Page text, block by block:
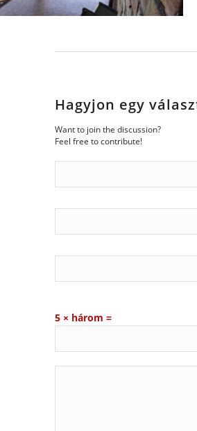
Hagyjon egy
Want to join the discussion?
Feel free to contribute!
5 × három =